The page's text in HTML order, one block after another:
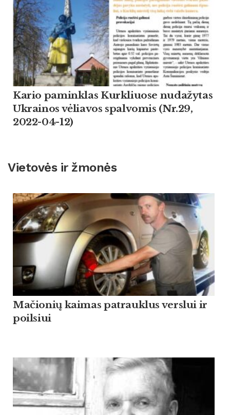
Kario paminklas Kurkliuose nudažytas
Ukrainos vėliavos spalvomis (Nr.29,
2022-04-12)
Vietovės ir žmonės
Mačionių kaimas patrauklus verslui ir
poilsiui